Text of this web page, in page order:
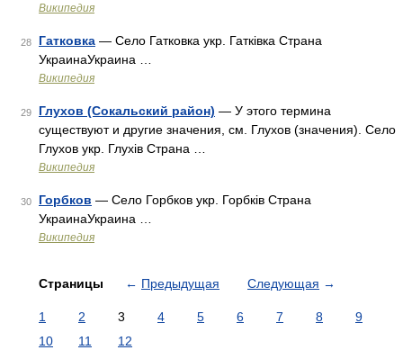
Википедия
28 Гатковка — Село Гатковка укр. Гатківка Страна
УкраинаУкраина …
Википедия
29 Глухов (Сокальский район) — У этого термина
существуют и другие значения, см. Глухов (значения). Село
Глухов укр. Глухів Страна …
Википедия
30 Горбков — Село Горбков укр. Горбків Страна
УкраинаУкраина …
Википедия
Страницы ← Предыдущая Следующая →
1 2 3 4 5 6 7 8
9
10
11 12